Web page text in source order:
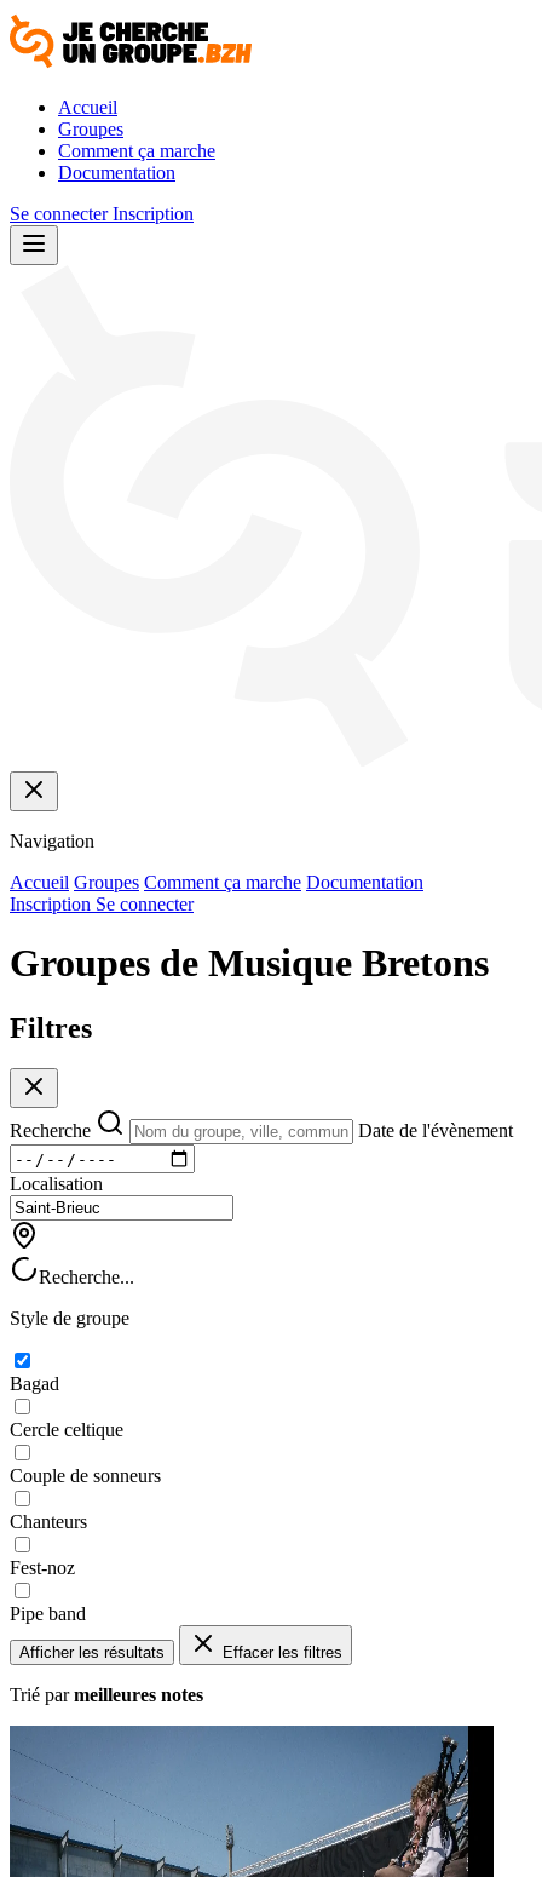
Accueil
Groupes
Comment ça marche
Documentation
Se connecterInscription
Navigation
Accueil Groupes Comment ça marche Documentation
Inscription Se connecter
Groupes de Musique Bretons
Filtres
Recherche Date de l'évènement
Localisation
Recherche...
Style de groupe
Bagad
Cercle celtique
Couple de sonneurs
Chanteurs
Fest-noz
Pipe band
Afficher les résultats Effacer les filtres
Trié parmeilleures notes